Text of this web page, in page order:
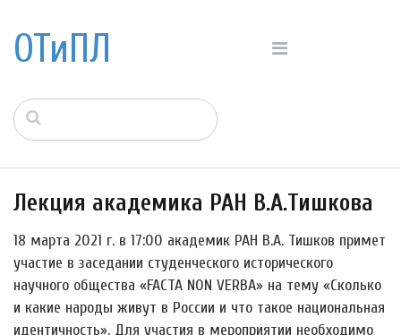
ОТиПЛ
Лекция академика РАН В.А.Тишкова
18 марта 2021 г. в 17:00 академик РАН В.А. Тишков примет
участие в заседании студенческого исторического
научного общества «FACTA NON VERBA» на тему «Сколько
и какие народы живут в России и что такое национальная
идентичность». Для участия в мероприятии необходимо